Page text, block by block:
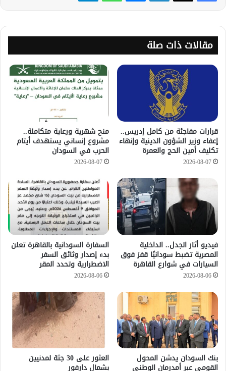
مقالات ذات صلة
قرارات مفاجئة من كامل إدريس..
إعفاء وزير الشؤون الدينية وإنهاء
تكليف أمين الحج والعمرة
2026-08-07
منح شهرية ورعاية متكاملة..
مشروع إنساني يستهدف أيتام
الحرب في السودان
2026-08-07
فيديو أثار الجدل.. الداخلية
المصرية تضبط سودانيًا قفز فوق
السيارات في شوارع القاهرة
2026-08-06
السفارة السودانية بالقاهرة تعلن
بدء إصدار وثائق السفر
الاضطرارية وتحدد المقر
2026-08-06
بنك السودان يدشن المحول
القومي عبر أمدرمان الوطني
العثور على 30 جثة لمدنيين
بشمال دارفور